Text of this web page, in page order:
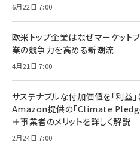
6月22日 7:00
欧米トップ企業はなぜマーケット
業の競争力を高める新潮流
4月21日 7:00
サステナブルな付加価値を「利益
Amazon提供の「Climate
＋事業者のメリットを詳しく解説
2月24日 7:00